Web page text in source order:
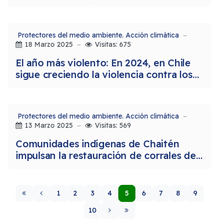
Protectores del medio ambiente. Acción climática
18 Marzo 2025
Visitas: 675
El año más violento: En 2024, en Chile
sigue creciendo la violencia contra los
Protectores del medio ambiente. Acción climática
13 Marzo 2025
Visitas: 569
Comunidades indígenas de Chaitén
impulsan la restauración de corrales de
1 2 3 4 5 6 7 8
9
10